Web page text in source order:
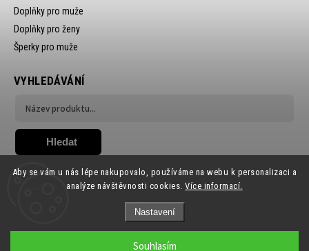
Aby se vám u nás lépe nakupovalo, používáme na webu k personalizaci a
analýze návštěvnosti cookies.Více informací.
Nastavení
Souhlasím
Doplňky pro muže
Doplňky pro ženy
Šperky pro muže
VYHLEDÁVÁNÍ
Hledat
Ewena.CZ. Všechna práva vyhrazena.